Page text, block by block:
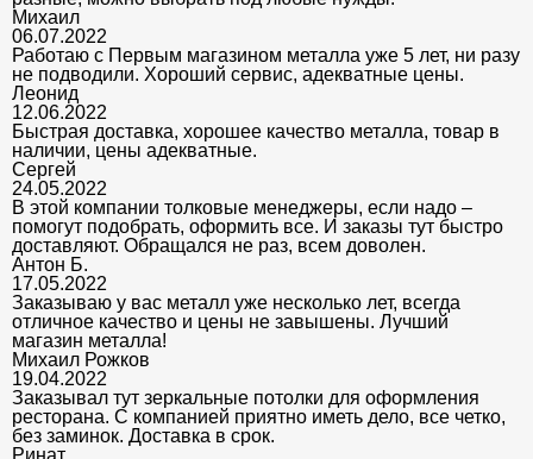
Михаил
06.07.2022
Работаю с Первым магазином металла уже 5 лет, ни разу
не подводили. Хороший сервис, адекватные цены.
Леонид
12.06.2022
Быстрая доставка, хорошее качество металла, товар в
наличии, цены адекватные.
Сергей
24.05.2022
В этой компании толковые менеджеры, если надо –
помогут подобрать, оформить все. И заказы тут быстро
доставляют. Обращался не раз, всем доволен.
Антон Б.
17.05.2022
Заказываю у вас металл уже несколько лет, всегда
отличное качество и цены не завышены. Лучший
магазин металла!
Михаил Рожков
19.04.2022
Заказывал тут зеркальные потолки для оформления
ресторана. С компанией приятно иметь дело, все четко,
без заминок. Доставка в срок.
Ринат